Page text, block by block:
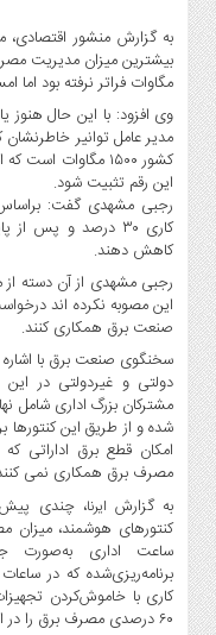
خودرو
استارت
آپ
و
فن
آوری
بانک
،
بیمه
و
ارز
دیجیتال
کشاورزی
و
صنایع
غذایی
سیاسی
و
بین
الملل
نگاه
روز
به گزارش منشور
مگاوات فراتر نرفته بود اما امسال به
وی افزود: با این حال هنوز
مدیر عامل توانیر
کشور ۱۵۰۰ مگاوات
این رقم تثبیت شود.
رجبی مشهدی گفت: براساس
کاهش دهند.
رجبی مشهدی از آن دسته از
این مصوبه نکرده اند
صنعت برق همکاری کنند.
سخنگوی صنعت برق با
مشترکان بزرگ اداری شامل
شده و از طریق این
امکان قطع برق اداراتی
مصرف برق همکاری نمی
به گزارش ایرنا، چندی پیش
کنتورهای هوشمند، میزان
ساعت اداری به‌صورت
کاری با خاموش‌کردن
۶۰ درصدی مصرف برق را در ادارات شاهد باشیم.